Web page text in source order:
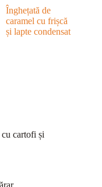
Înghețată de
caramel cu frișcă
și lapte condensat
cartofi și